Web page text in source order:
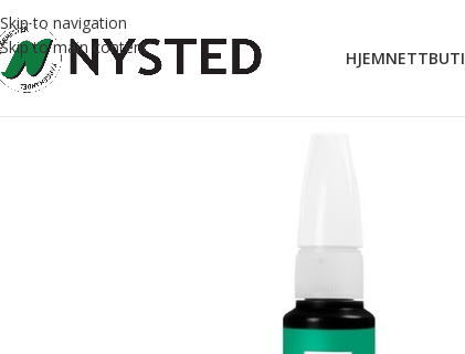
Skip to navigation
Skip to main content
HJEM